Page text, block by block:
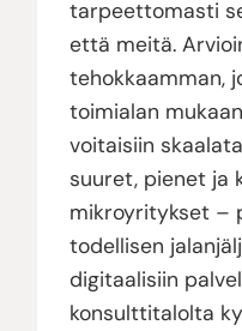
tarpeettomasti
että meitä.
tehokkaamman,
toimialan
voitaisiin
suuret, pienet ja
mikroyritykset –
todellisen
digitaalisiin
konsulttitalolta